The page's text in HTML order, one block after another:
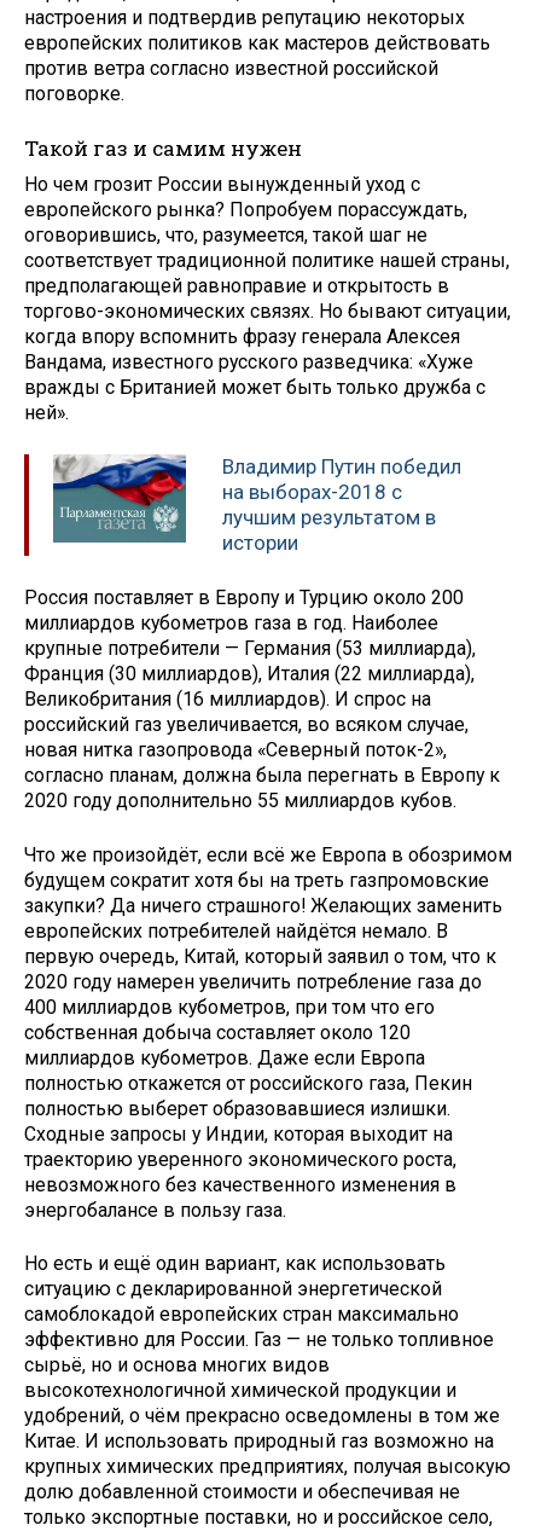
настроения и подтвердив репутацию некоторых
европейских политиков как мастеров действовать
против ветра согласно известной российской
поговорке.
Такой газ и самим нужен
Но чем грозит России вынужденный уход с
европейского рынка? Попробуем порассуждать,
оговорившись, что, разумеется, такой шаг не
соответствует традиционной политике нашей страны,
предполагающей равноправие и открытость в
торгово-экономических связях. Но бывают ситуации,
когда впору вспомнить фразу генерала Алексея
Вандама, известного русского разведчика: «Хуже
вражды с Британией может быть только дружба с
ней».
Владимир Путин победил
на выборах-2018 с
лучшим результатом в
истории
Россия поставляет в Европу и Турцию около 200
миллиардов кубометров газа в год. Наиболее
крупные потребители — Германия (53 миллиарда),
Франция (30 миллиардов), Италия (22 миллиарда),
Великобритания (16 миллиардов). И спрос на
российский газ увеличивается, во всяком случае,
новая нитка газопровода «Северный поток-2»,
согласно планам, должна была перегнать в Европу к
2020 году дополнительно 55 миллиардов кубов.
Что же произойдёт, если всё же Европа в обозримом
будущем сократит хотя бы на треть газпромовские
закупки? Да ничего страшного! Желающих заменить
европейских потребителей найдётся немало. В
первую очередь, Китай, который заявил о том, что к
2020 году намерен увеличить потребление газа до
400 миллиардов кубометров, при том что его
собственная добыча составляет около 120
миллиардов кубометров. Даже если Европа
полностью откажется от российского газа, Пекин
полностью выберет образовавшиеся излишки.
Сходные запросы у Индии, которая выходит на
траекторию уверенного экономического роста,
невозможного без качественного изменения в
энергобалансе в пользу газа.
Но есть и ещё один вариант, как использовать
ситуацию с декларированной энергетической
самоблокадой европейских стран максимально
эффективно для России. Газ — не только топливное
сырьё, но и основа многих видов
высокотехнологичной химической продукции и
удобрений, о чём прекрасно осведомлены в том же
Китае. И использовать природный газ возможно на
крупных химических предприятиях, получая высокую
долю добавленной стоимости и обеспечивая не
только экспортные поставки, но и российское село,